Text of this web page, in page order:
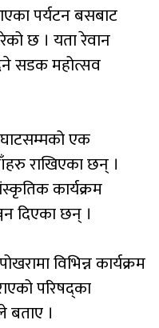
पर्यटन बसबाट
छ । यता रेवान
सडक महोत्सव
एक
राखिएका छन् ।
कार्यक्रम
दिएका छन् ।
विभिन्न कार्यक्रम
परिषद्का
बताए ।